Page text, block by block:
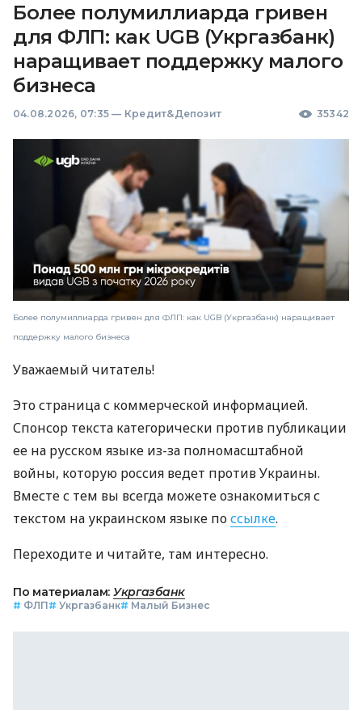
Более полумиллиарда гривен
для ФЛП: как UGB (Укргазбанк)
наращивает поддержку малого
бизнеса
04.08.2026, 07:35 — Кредит&Депозит 35342
Более полумиллиарда гривен для ФЛП: как UGB (Укргазбанк) наращивает
поддержку малого бизнеса
Уважаемый читатель!
Это страница с коммерческой информацией.
Спонсор текста категорически против публикации
ее на русском языке из-за полномасштабной
войны, которую россия ведет против Украины.
Вместе с тем вы всегда можете ознакомиться с
текстом на украинском языке поссылке.
Переходите и читайте, там интересно.
По материалам: Укргазбанк
# ФЛП# Укргазбанк# Малый Бизнес